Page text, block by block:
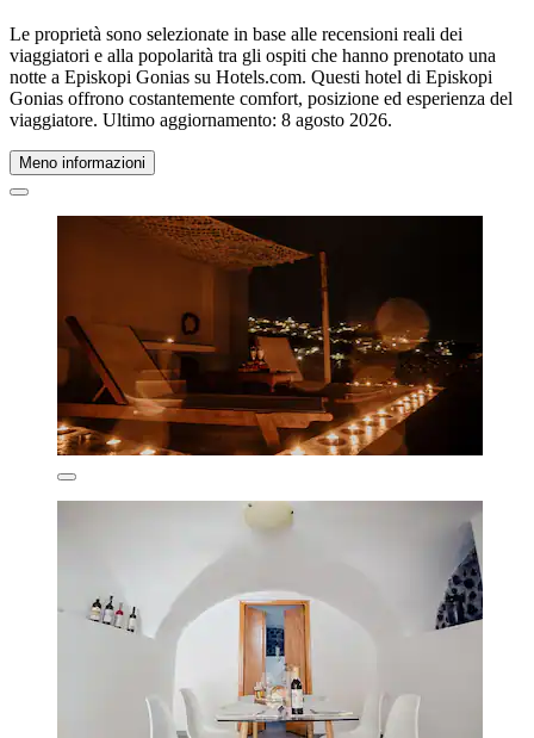
Le proprietà sono selezionate in base alle recensioni reali dei
viaggiatori e alla popolarità tra gli ospiti che hanno prenotato una
notte a Episkopi Gonias su Hotels.com. Questi hotel di Episkopi
Gonias offrono costantemente comfort, posizione ed esperienza del
viaggiatore. Ultimo aggiornamento: 8 agosto 2026.
Meno informazioni